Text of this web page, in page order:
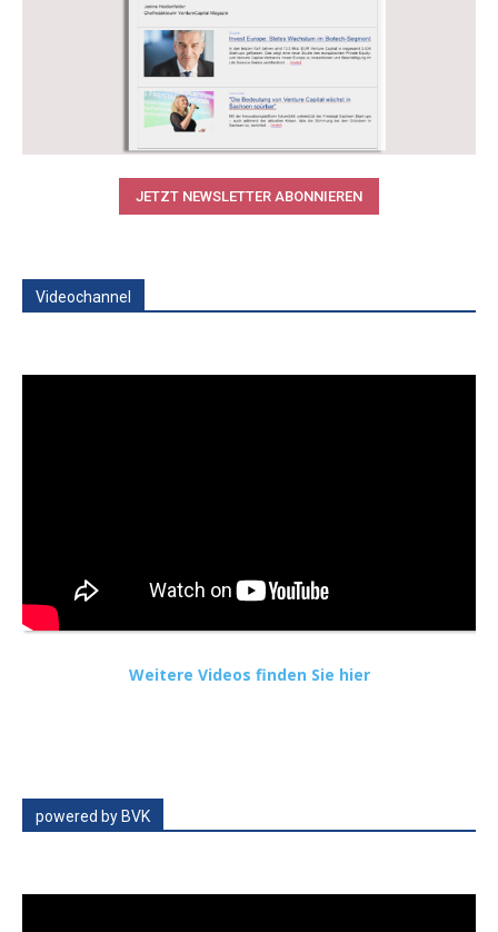
JETZT NEWSLETTER ABONNIEREN
Videochannel
Weitere Videos finden Sie hier
powered by BVK